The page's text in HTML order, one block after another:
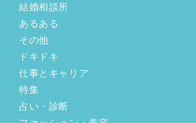
結婚相談所
あるある
その他
ドキドキ
仕事とキャリア
特集
占い・診断